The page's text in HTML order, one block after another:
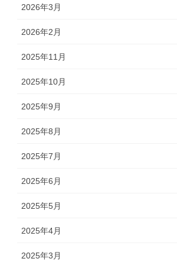
2026年3月
2026年2月
2025年11月
2025年10月
2025年9月
2025年8月
2025年7月
2025年6月
2025年5月
2025年4月
2025年3月